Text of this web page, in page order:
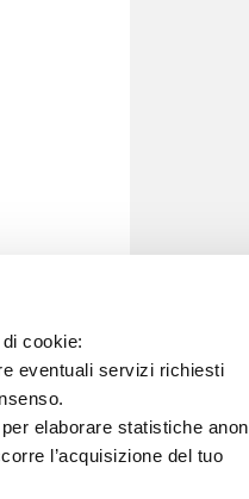
cookie:
eventuali servizi richiesti
elaborare statistiche
l’acquisizione del tuo